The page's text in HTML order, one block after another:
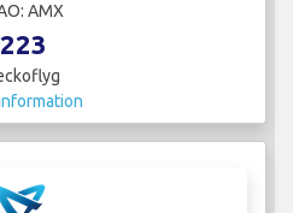
AMX
223